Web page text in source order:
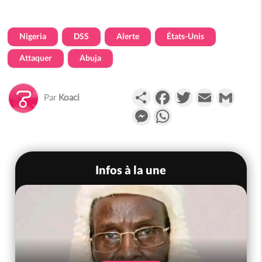
Nigeria DSS Alerte États-Unis
Attaquer Abuja
Par Koaci PartagerFacebookTwitterEmail
Messenger
Infos à la une